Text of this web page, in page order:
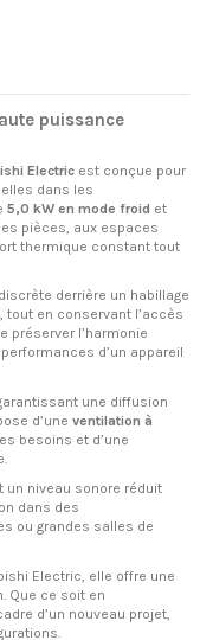
puissance
Electric est conçue pour
dans les
5,0 kW en mode froid et
pièces, aux espaces
thermique constant tout
derrière un habillage
en conservant l’accès
préserver l’harmonie
d’un appareil
garantissant une diffusion
d’une ventilation à
besoins et d’une
un niveau sonore réduit
dans des
ou grandes salles de
Electric, elle offre une
Que ce soit en
d’un nouveau projet,